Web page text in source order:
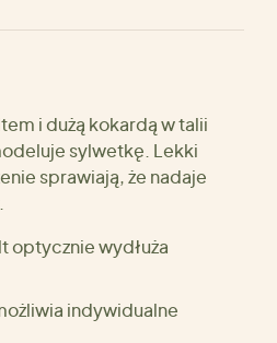
i dużą kokardą w talii
sylwetkę. Lekki
sprawiają, że nadaje
optycznie wydłuża
indywidualne